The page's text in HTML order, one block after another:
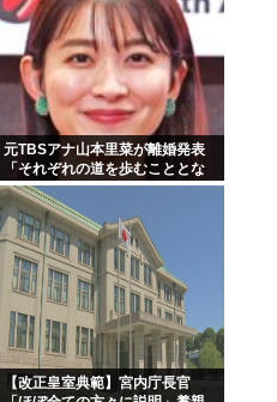
元TBSアナ山本里菜が離婚発表
「それぞれの道を歩むこととな
りました」
【改正皇室典範】宮内庁長官